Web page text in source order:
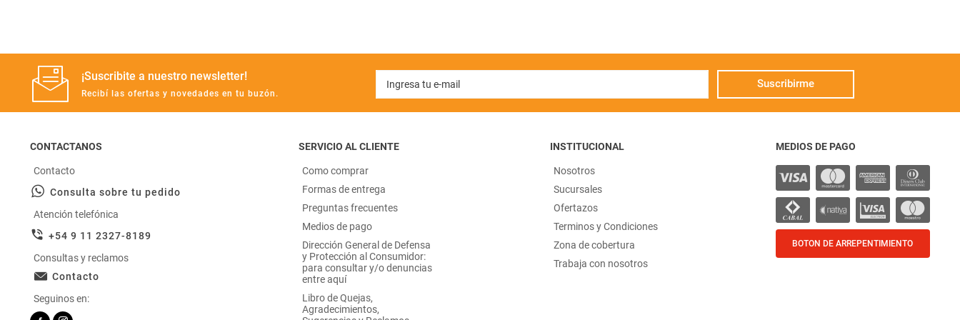
¡Suscribite a nuestro newsletter!
Recibí las ofertas y novedades en tu buzón.
Suscribirme
CONTACTANOS
Contacto
Consulta sobre tu pedido
Atención telefónica
+54 9 11 2327-8189
Consultas y reclamos
Contacto
Seguinos en:
SERVICIO AL CLIENTE
Como comprar
Formas de entrega
Preguntas frecuentes
Medios de pago
Dirección General de Defensa
y Protección al Consumidor:
para consultar y/o denuncias
entre aquí
Libro de Quejas,
Agradecimientos,
INSTITUCIONAL
Nosotros
Sucursales
Ofertazos
Terminos y Condiciones
Zona de cobertura
Trabaja con nosotros
MEDIOS DE PAGO
BOTON DE ARREPENTIMIENTO